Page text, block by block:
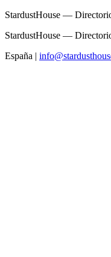
StardustHouse —
StardustHouse —
España |